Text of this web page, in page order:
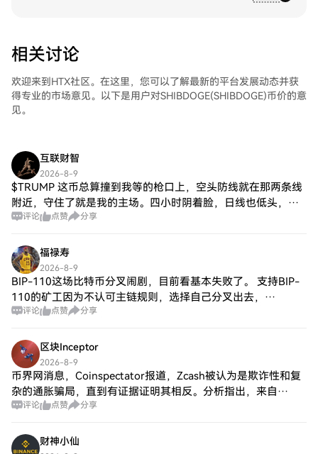
相关讨论
欢迎来到HTX社区。在这里，您可以了解最新的平台发展动态并获
得专业的市场意见。以下是用户对SHIBDOGE(SHIBDOGE)币价的意
见。
互联财智
2026-8-9
$TRUMP 这币总算撞到我等的枪口上，空头防线就在那两条线
附近，守住了就是我的主场。四小时阴着脸，日线也低头，量
能突然来劲，不是装死的那种跌。往下看两个目标，上方认错
评论 点赞 分享
福禄寿
2026-8-9
BIP-110这场比特币分叉闹剧，目前看基本失败了。 支持BIP-
110的矿工因为不认可主链规则，选择自己分叉出去，
Roughnecks一度在新链挖出两个区块，但随后就停止出块，并
评论 点赞 分享
区块Inceptor
2026-8-9
币界网消息，Coinspectator报道，Zcash被认为是欺诈性和复
杂的通胀骗局，直到有证据证明其相反。分析指出，来自
Orchard到Ironwood的币流增加，以及对AI公司Anthropic的
评论 点赞 分享
财神小仙